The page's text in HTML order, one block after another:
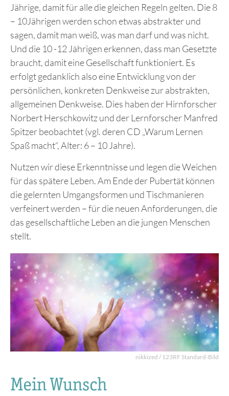
Jährige, damit für alle die gleichen Regeln gelten. Die 8
– 10Jährigen werden schon etwas abstrakter und
sagen, damit man weiß, was man darf und was nicht.
Und die 10 -12 Jährigen erkennen, dass man Gesetzte
braucht, damit eine Gesellschaft funktioniert. Es
erfolgt gedanklich also eine Entwicklung von der
persönlichen, konkreten Denkweise zur abstrakten,
allgemeinen Denkweise. Dies haben der Hirnforscher
Norbert Herschkowitz und der Lernforscher Manfred
Spitzer beobachtet (vgl. deren CD „Warum Lernen
Spaß macht“, Alter: 6 – 10 Jahre).
Nutzen wir diese Erkenntnisse und legen die Weichen
für das spätere Leben. Am Ende der Pubertät können
die gelernten Umgangsformen und Tischmanieren
verfeinert werden – für die neuen Anforderungen, die
das gesellschaftliche Leben an die jungen Menschen
stellt.
nikkized / 123RF Standard-Bild
Mein Wunsch